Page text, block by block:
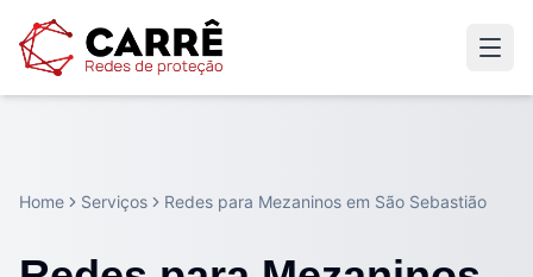
Home Serviços Redes para Mezaninos em São Sebastião